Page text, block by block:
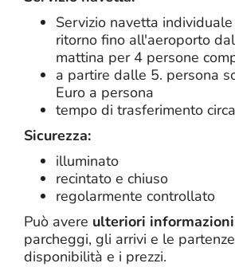
Servizio navetta
ritorno fino all'aeroporto
mattina per 4 persone
a partire dalle 5. persona
Euro a persona
tempo di trasferimento
Sicurezza:
illuminato
recintato e chiuso
regolarmente controllato
Può avere ulteriori informazioni
parcheggi, gli arrivi e le
disponibilità e i prezzi.